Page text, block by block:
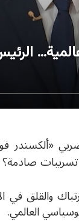
الرئيس
صادمة؟
والقلق في
العالمي.